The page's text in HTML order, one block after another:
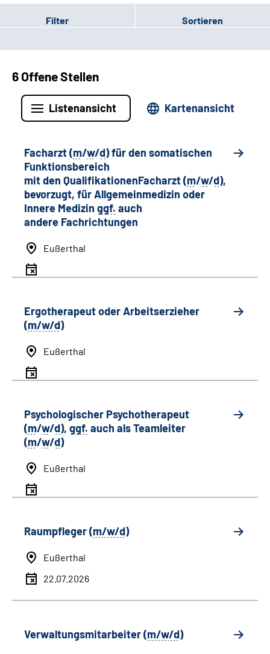
Filter Sortieren
6 Offene Stellen
Listenansicht Kartenansicht
Facharzt (m/w/d) für den somatischen
Funktionsbereich
mit den QualifikationenFacharzt (m/w/d),
bevorzugt, für Allgemeinmedizin oder
Innere Medizin ggf. auch
andere Fachrichtungen
Eußerthal
Ergotherapeut oder Arbeitserzieher
(m/w/d)
Eußerthal
Psychologischer Psychotherapeut
(m/w/d), ggf. auch alsTeamleiter
(m/w/d)
Eußerthal
Raumpfleger (m/w/d)
Eußerthal
22.07.2026
Verwaltungsmitarbeiter (m/w/d)